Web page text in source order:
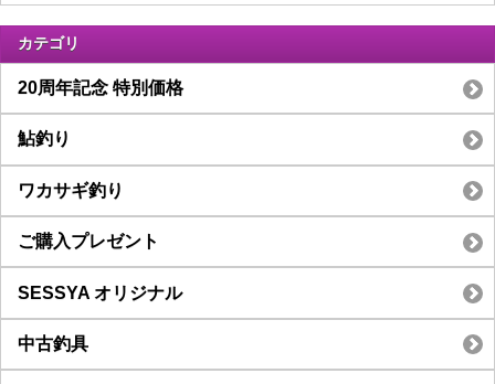
カテゴリ
20周年記念 特別価格
鮎釣り
ワカサギ釣り
ご購入プレゼント
SESSYA オリジナル
中古釣具